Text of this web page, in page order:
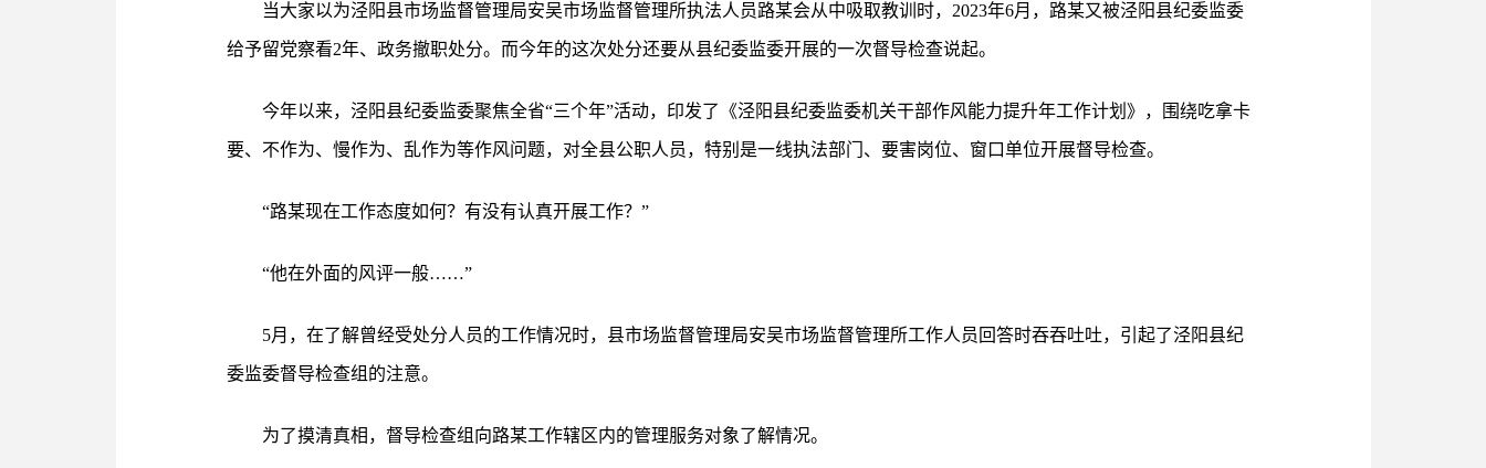
当大家以为泾阳县市场监督管理局安吴市场监督管理所执法人员路某会从中吸取教训时，2023年6月，路某又被泾阳县纪委监委
给予留党察看2年、政务撤职处分。而今年的这次处分还要从县纪委监委开展的一次督导检查说起。
今年以来，泾阳县纪委监委聚焦全省“三个年”活动，印发了《泾阳县纪委监委机关干部作风能力提升年工作计划》，围绕吃拿卡
要、不作为、慢作为、乱作为等作风问题，对全县公职人员，特别是一线执法部门、要害岗位、窗口单位开展督导检查。
“路某现在工作态度如何？有没有认真开展工作？”
“他在外面的风评一般……”
5月，在了解曾经受处分人员的工作情况时，县市场监督管理局安吴市场监督管理所工作人员回答时吞吞吐吐，引起了泾阳县纪
委监委督导检查组的注意。
为了摸清真相，督导检查组向路某工作辖区内的管理服务对象了解情况。